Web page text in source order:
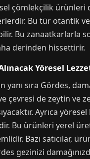
çömlekçilik ürünleri
Bu tür otantik
Bu zanaatkarlarla
derinden hissettirir.
Yöresel
yanı sıra Gördes,
çevresi de zeytin ve
Ayrıca
Bu ürünleri yerel
Bazı satıcılar,
gezinizi